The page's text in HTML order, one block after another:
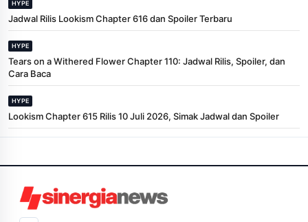
HYPE
Jadwal Rilis Lookism Chapter 616 dan Spoiler Terbaru
HYPE
Tears on a Withered Flower Chapter 110: Jadwal Rilis, Spoiler, dan
Cara Baca
HYPE
Lookism Chapter 615 Rilis 10 Juli 2026, Simak Jadwal dan Spoiler